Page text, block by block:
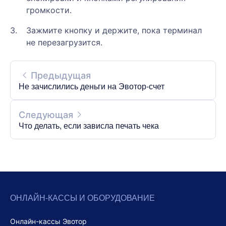
громкости.
Зажмите кнопку и держите, пока терминал
не перезагрузится.
Предыдущая
Не зачислились деньги на Эвотор-счет
Следующая
Что делать, если зависла печать чека
ОНЛАЙН-КАССЫ И ОБОРУДОВАНИЕ
Онлайн-кассы Эвотор